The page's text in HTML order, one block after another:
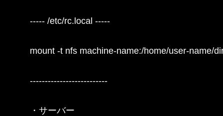
----- /etc/rc.local -----
mount -t nfs machine-name:/home/user-name/
--------------------------
・サーバー